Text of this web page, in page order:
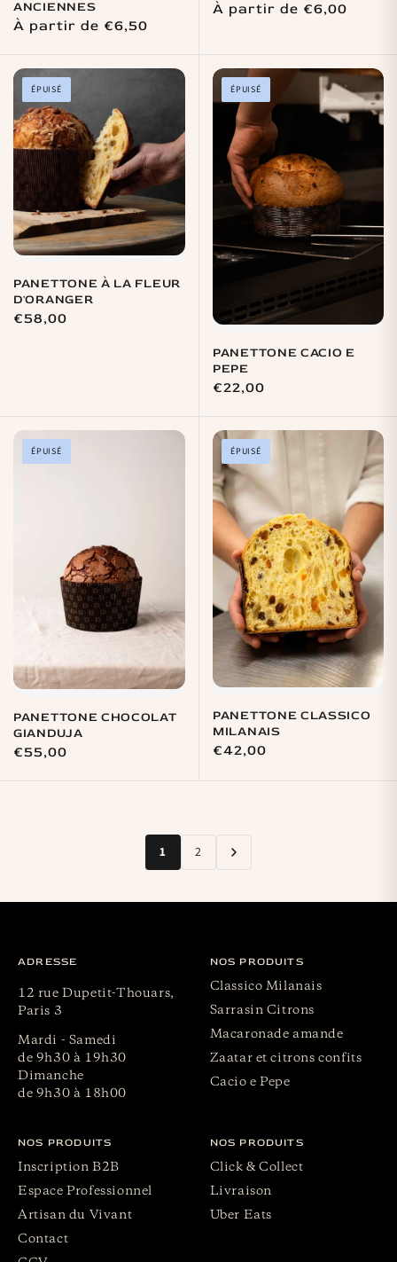
ANCIENNES
Prix
À partir de €6,50
Prix
À partir de €6,00
ÉPUISÉ
PANETTONE À LA FLEUR
D'ORANGER
Prix
€58,00
ÉPUISÉ
PANETTONE CACIO E
PEPE
Prix
€22,00
ÉPUISÉ
PANETTONE CHOCOLAT
GIANDUJA
Prix
€55,00
ÉPUISÉ
PANETTONE CLASSICO
MILANAIS
Prix
€42,00
1 2
ADRESSE
12 rue Dupetit-Thouars,
Paris 3
Mardi - Samedi
de 9h30 à 19h30
Dimanche
de 9h30 à 18h00
NOS PRODUITS
Classico Milanais
Sarrasin Citrons
Macaronade amande
Zaatar et citrons confits
Cacio e Pepe
NOS PRODUITS
Inscription B2B
Espace Professionnel
Artisan du Vivant
Contact
NOS PRODUITS
Click & Collect
Livraison
Uber Eats